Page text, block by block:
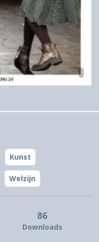
Kunst
Welzijn
86
Downloads